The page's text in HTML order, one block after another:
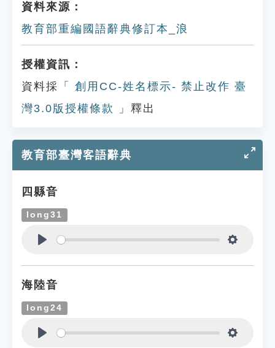
資料來源：
教育部重編國語辭典修訂本_浪
授權資訊：
資料採「
創用CC-姓名標示- 禁止改作 臺
灣3.0版授權條款
」釋出
教育部臺灣客語辭典
四縣音
long31
海陸音
long24